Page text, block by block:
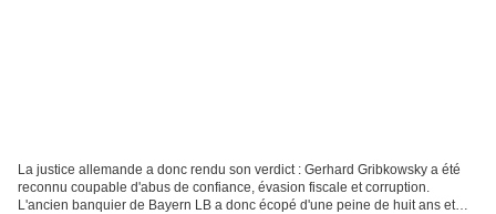
La justice allemande a donc rendu son verdict : Gerhard Gribkowsky a été
reconnu coupable d'abus de confiance, évasion fiscale et corruption.
L'ancien banquier de Bayern LB a donc écopé d'une peine de huit ans et